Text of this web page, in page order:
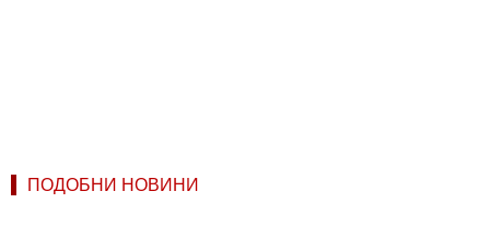
ПОДОБНИ НОВИНИ